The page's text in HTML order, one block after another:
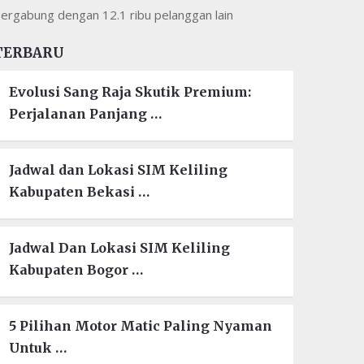
dengan 12.1 ribu pelanggan lain
Evolusi Sang Raja Skutik Premium:
Perjalanan Panjang …
Jadwal dan Lokasi SIM Keliling
Kabupaten Bekasi …
Jadwal Dan Lokasi SIM Keliling
Kabupaten Bogor …
5 Pilihan Motor Matic Paling Nyaman
Untuk …